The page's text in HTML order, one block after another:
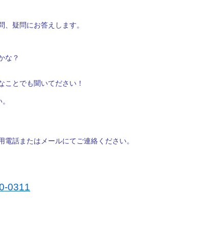
疑問にお答えします。
な？
とでも聞いてださい！
話またはメールにてご連絡ください。
0311